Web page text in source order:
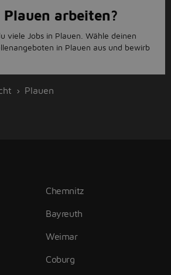
arbeiten?
viele Jobs in Plauen. Wähle deinen
in Plauen aus und bewirb
Plauen
Chemnitz
Bayreuth
Weimar
Coburg